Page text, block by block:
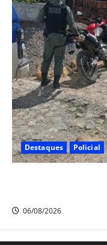
Destaques Policial
06/08/2026